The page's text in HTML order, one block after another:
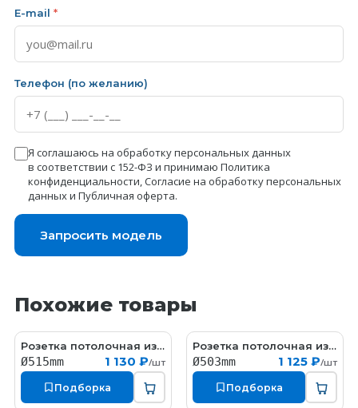
E-mail *
Телефон (по желанию)
Я соглашаюсь на обработку персональных данных
в соответствии с 152-ФЗ и принимаю Политика
конфиденциальности,Согласие на обработку персональных
данныхи Публичная оферта.
Запросить модель
Похожие товары
RW029Розетка потолочная из гипса гипсовая с орнаментом
Ø515mm 1 130 ₽/шт
Подборка
RW041-1Розетка потолочная из гипса гипсовая с орнаментом
Ø503mm 1 125 ₽/шт
Подборка